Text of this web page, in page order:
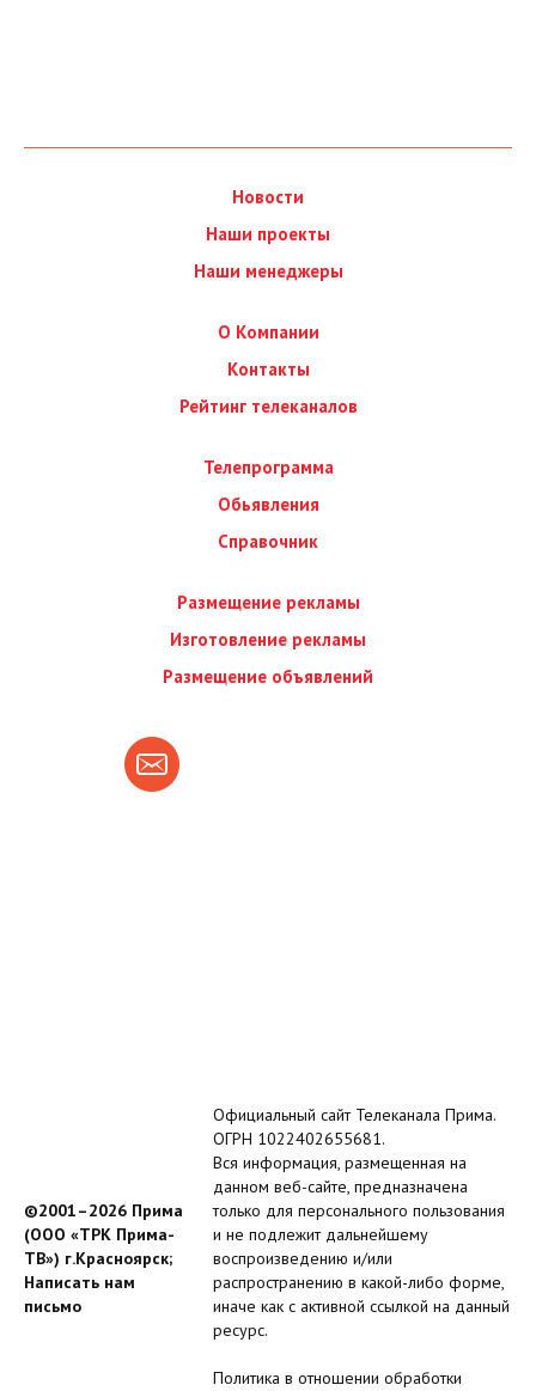
Новости
Наши проекты
Наши менеджеры
О Компании
Контакты
Рейтинг телеканалов
Телепрограмма
Обьявления
Справочник
Размещение рекламы
Изготовление рекламы
Размещение объявлений
©2001–2026 Прима
(ООО «ТРК Прима-
ТВ») г.Красноярск;
Написать нам
письмо
Официальный сайт Телеканала Прима.
ОГРН 1022402655681.
Вся информация, размещенная на
данном веб-сайте, предназначена
только для персонального пользования
и не подлежит дальнейшему
воспроизведению и/или
распространению в какой-либо форме,
иначе как с активной ссылкой на данный
ресурс.
Политика в отношении обработки